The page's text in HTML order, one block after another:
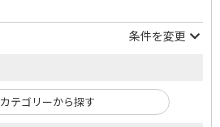
条件を変更
カテゴリーから探す